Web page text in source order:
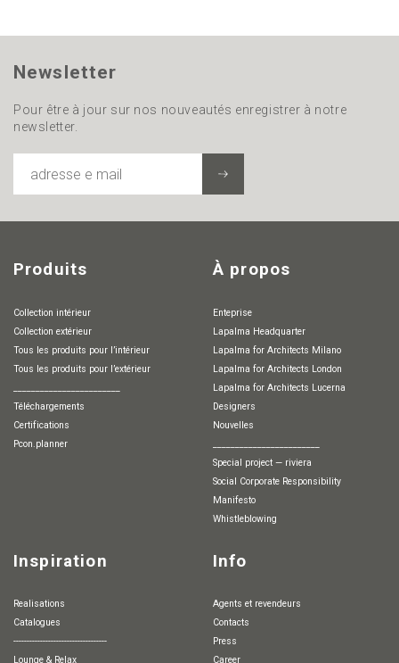
Newsletter
Pour être à jour sur nos nouveautés enregistrer à notre
newsletter.
Produits
Collection intérieur
Collection extérieur
Tous les produits pour l’intérieur
Tous les produits pour l’extérieur
Téléchargements
Certifications
pcon.planner
À propos
Enteprise
Lapalma Headquarter
Lapalma for Architects Milano
Lapalma for Architects London
Lapalma for Architects Lucerna
Designers
Nouvelles
special project — riviera
Social Corporate Responsibility
Manifesto
whistleblowing
Inspiration
Realisations
Catalogues
-----------------------------------
Lounge & Relax
Info
agents et revendeurs
Contacts
Press
Career